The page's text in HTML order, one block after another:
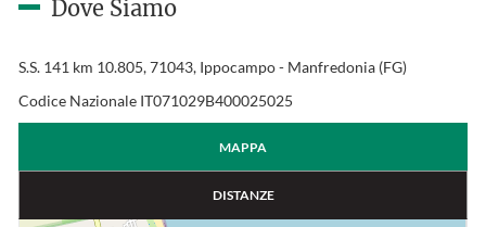
Dove Siamo
S.S. 141 km 10.805, 71043, Ippocampo - Manfredonia (FG)
Codice Nazionale IT071029B400025025
MAPPA
DISTANZE